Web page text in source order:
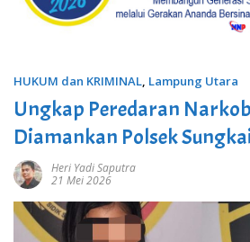
HUKUM dan KRIMINAL, Lampung Utara
Ungkap Peredaran
Diamankan Polsek
Heri Yadi Saputra
21 Mei 2026